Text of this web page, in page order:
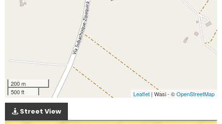
200 m
500 ft
Leaflet | Wasi - ©OpenStreetMap
Street View